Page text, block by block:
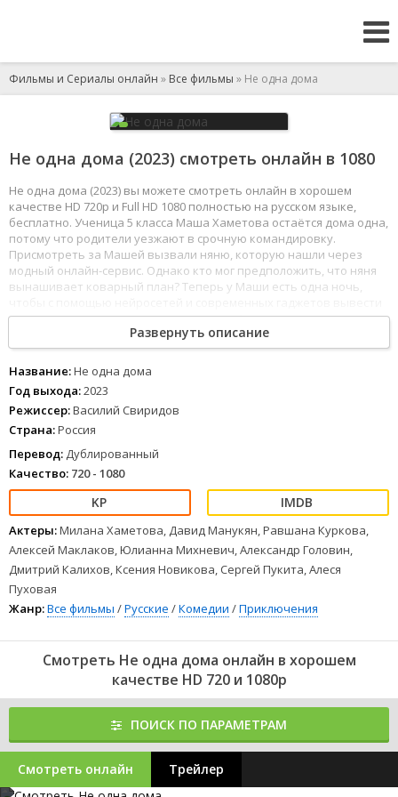
Фильмы и Сериалы онлайн » Все фильмы » Не одна дома
Не одна дома (2023) смотреть онлайн в 1080
Не одна дома (2023) вы можете смотреть онлайн в хорошем
качестве HD 720p и Full HD 1080 полностью на русском языке,
бесплатно. Ученица 5 класса Маша Хаметова остаётся дома одна,
потому что родители уезжают в срочную командировку.
Присмотреть за Машей вызвали няню, которую нашли через
модный онлайн-сервис. Однако кто мог предположить, что няня
вынашивает коварный план? Теперь у Маши есть одна ночь,
преступницу на чистую воду, показав ей, кто в умном доме
12345 678
Развернуть описание
Название:Не одна дома
Год выхода:2023
Режиссер:Василий Свиридов
Страна:Россия
Перевод: Дублированный
Качество: 720 - 1080
Актеры:Милана Хаметова, Давид Манукян, Равшана Куркова,
Алексей Маклаков, Юлианна Михневич, Александр Головин,
Дмитрий Калихов, Ксения Новикова, Сергей Пукита, Алеся
Пуховая
Жанр:Все фильмы /Русские /Комедии /Приключения
Смотреть Не одна дома онлайн в хорошем
качестве HD 720 и 1080p
ПОИСК ПО ПАРАМЕТРАМ
Смотреть онлайн Трейлер